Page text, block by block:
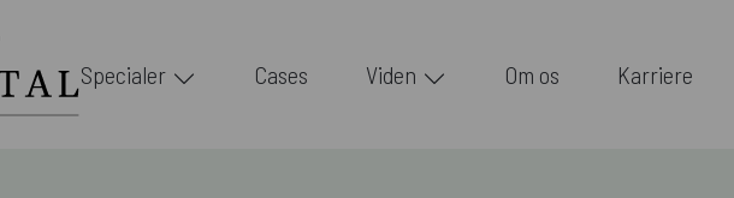
Specialer Cases Viden Om os Karriere